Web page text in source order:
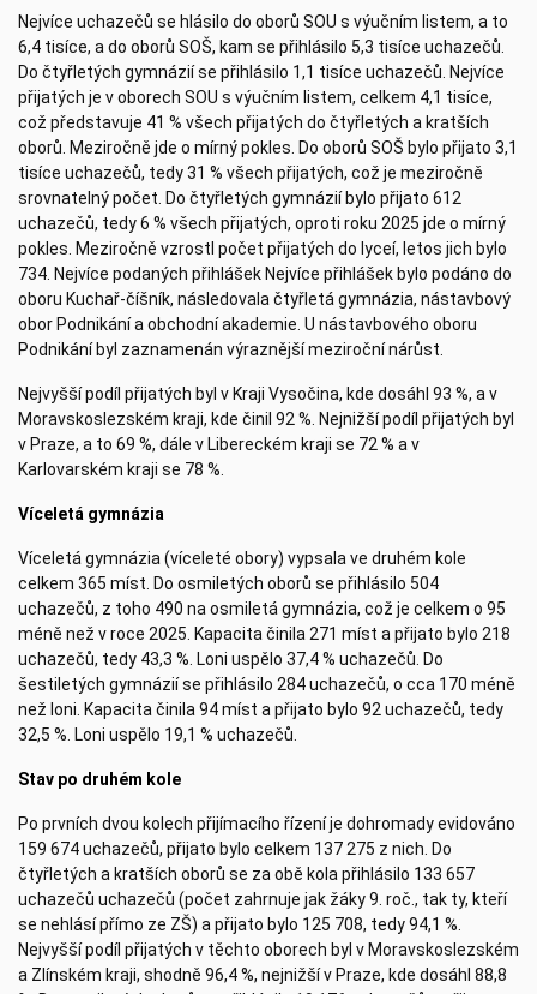
Nejvíce uchazečů se hlásilo do oborů SOU s výučním listem, a to
6,4 tisíce, a do oborů SOŠ, kam se přihlásilo 5,3 tisíce uchazečů.
Do čtyřletých gymnázií se přihlásilo 1,1 tisíce uchazečů. Nejvíce
přijatých je v oborech SOU s výučním listem, celkem 4,1 tisíce,
což představuje 41 % všech přijatých do čtyřletých a kratších
oborů. Meziročně jde o mírný pokles. Do oborů SOŠ bylo přijato 3,1
tisíce uchazečů, tedy 31 % všech přijatých, což je meziročně
srovnatelný počet. Do čtyřletých gymnázií bylo přijato 612
uchazečů, tedy 6 % všech přijatých, oproti roku 2025 jde o mírný
pokles. Meziročně vzrostl počet přijatých do lyceí, letos jich bylo
734. Nejvíce podaných přihlášek Nejvíce přihlášek bylo podáno do
oboru Kuchař-číšník, následovala čtyřletá gymnázia, nástavbový
obor Podnikání a obchodní akademie. U nástavbového oboru
Podnikání byl zaznamenán výraznější meziroční nárůst.
Nejvyšší podíl přijatých byl v Kraji Vysočina, kde dosáhl 93 %, a v
Moravskoslezském kraji, kde činil 92 %. Nejnižší podíl přijatých byl
v Praze, a to 69 %, dále v Libereckém kraji se 72 % a v
Karlovarském kraji se 78 %.
Víceletá gymnázia
Víceletá gymnázia (víceleté obory) vypsala ve druhém kole
celkem 365 míst. Do osmiletých oborů se přihlásilo 504
uchazečů, z toho 490 na osmiletá gymnázia, což je celkem o 95
méně než v roce 2025. Kapacita činila 271 míst a přijato bylo 218
uchazečů, tedy 43,3 %. Loni uspělo 37,4 % uchazečů. Do
šestiletých gymnázií se přihlásilo 284 uchazečů, o cca 170 méně
než loni. Kapacita činila 94 míst a přijato bylo 92 uchazečů, tedy
32,5 %. Loni uspělo 19,1 % uchazečů.
Stav po druhém kole
Po prvních dvou kolech přijímacího řízení je dohromady evidováno
159 674 uchazečů, přijato bylo celkem 137 275 z nich. Do
čtyřletých a kratších oborů se za obě kola přihlásilo 133 657
uchazečů uchazečů (počet zahrnuje jak žáky 9. roč., tak ty, kteří
se nehlásí přímo ze ZŠ) a přijato bylo 125 708, tedy 94,1 %.
Nejvyšší podíl přijatých v těchto oborech byl v Moravskoslezském
a Zlínském kraji, shodně 96,4 %, nejnižší v Praze, kde dosáhl 88,8